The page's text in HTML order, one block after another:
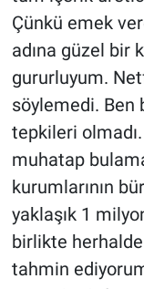
Çünkü emek
adına güzel bir
gururluyum.
söylemedi. Ben
tepkileri
muhatap
kurumlarının
yaklaşık 1
birlikte
tahmin